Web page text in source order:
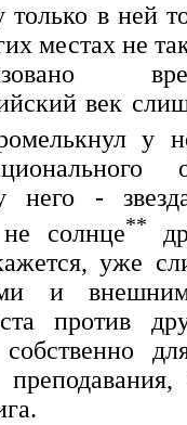
в ней
местах не
век
у
него -
солнце**
уже
и
против
собственно